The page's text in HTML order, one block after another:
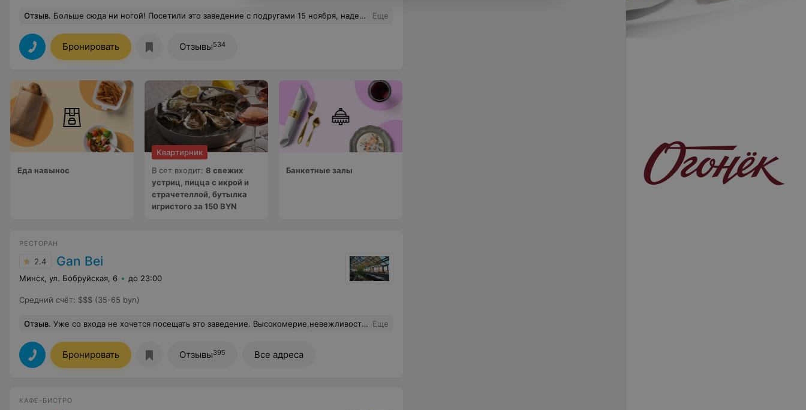
Отзыв. Больше сюда ни ногой! Посетили это заведение с подругами 15 ноября, надеясь провести вечер в приятной атмосфере, насладиться музыкой и выпивкой. Однако уже на входе мы столкнулись с крайне неприятным опытом. Охранник, который, казалось бы, должен создавать комфортную обстановку, вместо этого встретил нас в наплевательской манере. Он заявил, что зал полный и зайти нельзя, даже если кто-то уходит, нам предложили ждать 30 минут – как будто это нормально. Но это еще не все. Его откровенно грубое отношение удивило нас: он прямо спросил: "Чего вы все сюда едете? В Минске же куча других мест". Такое поведение совершенно недопустимо для заведения, которое ценит своих клиентов. Если ресторан придерживается такой политики и не заботится о своих посетителях, то, безусловно, это не место, куда мы будем возвращаться. Очень разочарованы и больше не планируем посещать это заведение! Еще
Бронировать Отзывы534
Еда навынос
Квартирник
В сет входит: 8 свежих
устриц, пицца с икрой и
страчетеллой, бутылка
игристого за 150 BYN
Банкетные залы
РЕСТОРАН
2.4 Gan Bei
Минск, ул. Бобруйская, 6 до 23:00
Средний счёт: $$$ (35-65 byn)
Отзыв. Уже со входа не хочется посещать это заведение. Высокомерие,невежливость,насыщенный вид и соответственно тон человека на входе.Больше ни ногой туда Еще
Бронировать Отзывы395 Все адреса
КАФЕ-БИСТРО